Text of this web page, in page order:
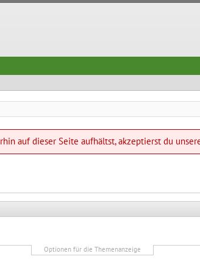
auf dieser Seite aufhältst, akzeptierst du
Optionen für die Themenanzeige